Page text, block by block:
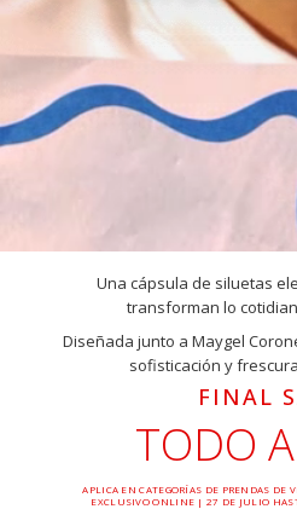
Una cápsula de siluetas
transforman lo
Diseñada junto a Maygel
sofisticación y
FINAL
TODO
APLICA EN CATEGORÍAS DE PRENDAS DE
EXCLUSIVO ONLINE | 27 DE JULIO